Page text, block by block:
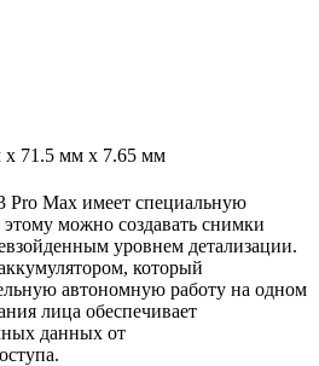
x 71.5 мм x 7.65 мм
Pro Max имеет специальную
этому можно создавать снимки
уровнем детализации.
который
автономную работу на одном
лица обеспечивает
данных от